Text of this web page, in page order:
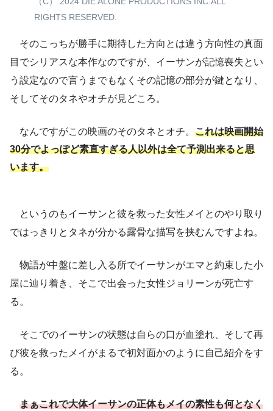
RIGHTS RESERVED.
そのこっちが勝手に期待した方向とは違う方向性の真面
目でシリアスな本作なのですが、イーサンが記憶喪失とい
う設定なので言うまでもなくその記憶の部分が鍵となり、
そしてそのタネやオチが見どころ。
なんですがこの映画のそのタネとオチ。 これは映画開始
30分でよっぽど素直すぎる人以外は全て予測出来ると思
います。
というのもイーサンと彼を救った女性メイとのやり取り
ではっきりとタネが分かる露骨な描写を挟むんですよね。
物語が中盤に差し入る所でイーサンがエマと約束した小
屋に辿り着き、そこで出会った女性ジョリーンが死亡す
る。
そこでのイーサンの状態は自らの口が血塗れ、そして再
び彼を救ったメイがまるで初対面かのように自己紹介をす
る。
まぁこれで大体イーサンの正体もメイの素性も何となく